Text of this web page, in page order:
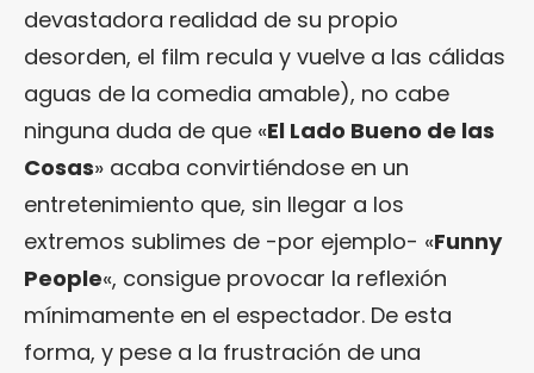
devastadora realidad de su propio
desorden, el film recula y vuelve a las cálidas
aguas de la comedia amable), no cabe
ninguna duda de que «El Lado Bueno de las
Cosas» acaba convirtiéndose en un
entretenimiento que, sin llegar a los
extremos sublimes de -por ejemplo- «Funny
People«, consigue provocar la reflexión
mínimamente en el espectador. De esta
forma, y pese a la frustración de una